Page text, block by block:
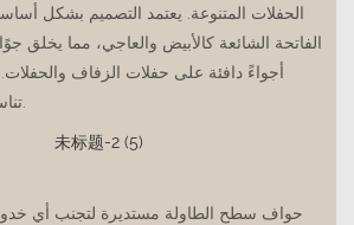
الحفلات المتنوعة. يعتمد التصميم بشكل
الفاتحة الشائعة كالأبيض والعاجي، مما يخلق
أجواءً دافئة على حفلات الزفاف
تناسب مختلف المناسبات.
حواف سطح الطاولة مستديرة لتجنب أي